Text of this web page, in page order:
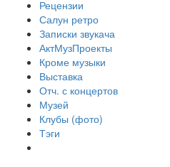
Рецензии
Салун ретро
Записки звукача
АктМузПроекты
Кроме музыки
Выставка
Отч. с концертов
Музей
Клубы (фото)
Тэги